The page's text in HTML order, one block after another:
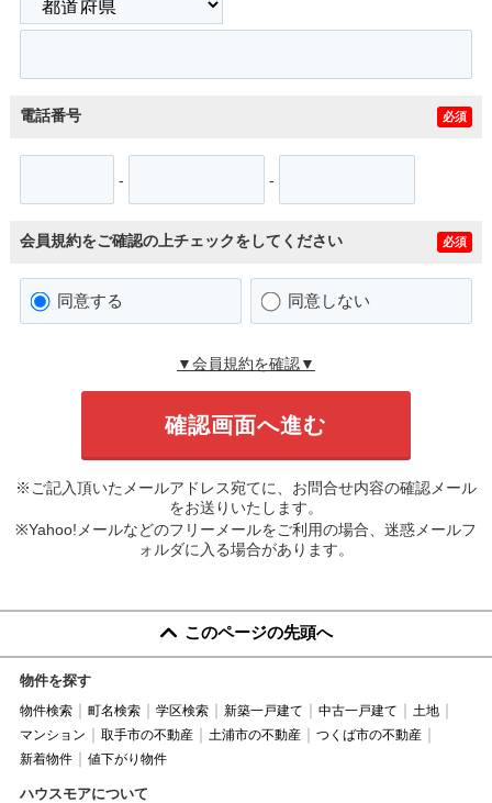
電話番号 必須
- -
会員規約をご確認の上チェックをしてください 必須
同意する 同意しない
▼会員規約を確認▼
※ご記入頂いたメールアドレス宛てに、お問合せ内容の確認メール
をお送りいたします。
※Yahoo!メールなどのフリーメールをご利用の場合、迷惑メールフ
ォルダに入る場合があります。
このページの先頭へ
物件を探す
物件検索 町名検索 学区検索 新築一戸建て 中古一戸建て
土地
マンション
取手市の不動産 土浦市の不動産
つくば市の不動産
新着物件
値下がり物件
ハウスモアについて